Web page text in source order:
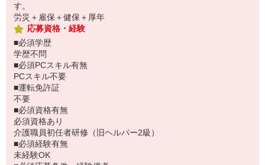
す。
労災＋雇保＋健保＋厚年
応募資格・経験
■必須学歴
学歴不問
■必須PCスキル有無
PCスキル不要
■運転免許証
不要
■必須資格有無
必須資格あり
介護職員初任者研修（旧ヘルパー2級）
■必須経験有無
未経験OK